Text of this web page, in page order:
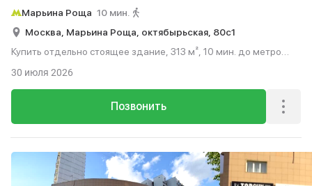
Марьина Роща 10 мин.
Москва, Марьина Роща, октябырьская, 80с1
Купить отдельно стоящее здание, 313 м², 10 мин. до метро
Позвонить
30 июля 2026